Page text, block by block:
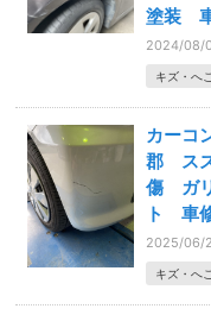
塗装
2024/08/
キズ・へ
カーコ
郡 ス
傷 ガ
ト 車
2025/06/
キズ・へ